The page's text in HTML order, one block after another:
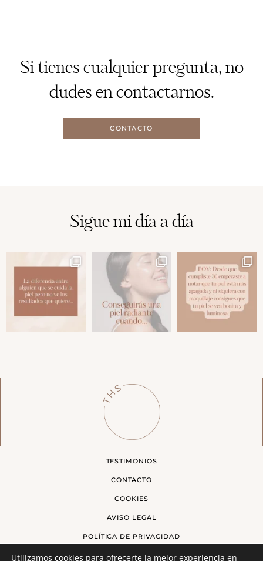
Si tienes cualquier pregunta, no
dudes en contactarnos.
CONTACTO
Sigue mi día a día
TESTIMONIOS
CONTACTO
COOKIES
AVISO LEGAL
POLÍTICA DE PRIVACIDAD
CONDICIONES GENERALES DE VENTA
Utilizamos cookies para ofrecerte la mejor experiencia en